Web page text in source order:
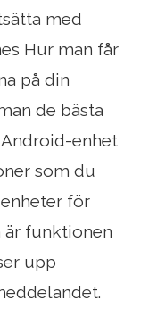
med
Hur man får
på din
de bästa
enhet
som du
för
är funktionen
upp